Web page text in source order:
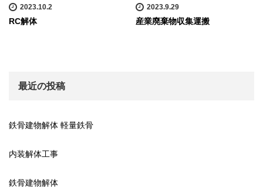
2023.10.2
RC解体
2023.9.29
産業廃棄物収集運搬
最近の投稿
鉄骨建物解体 軽量鉄骨
内装解体工事
鉄骨建物解体